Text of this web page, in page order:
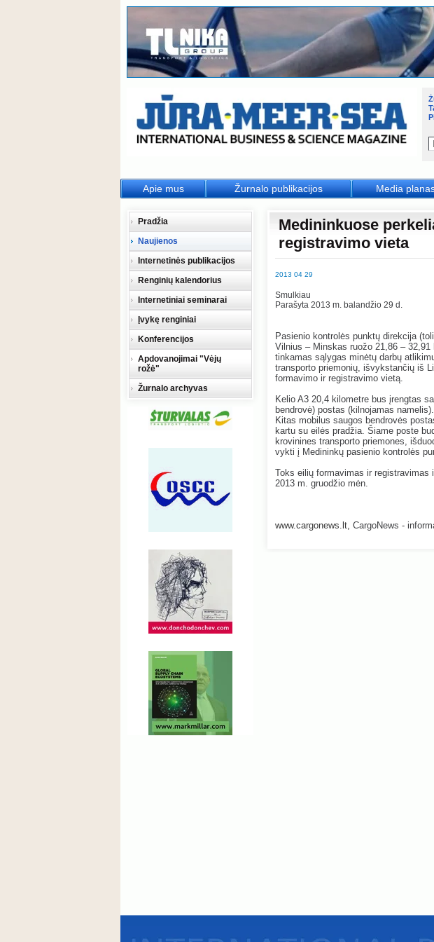
Medininkuose
registravimo vieta
2013 04 29
Smulkiau
Parašyta 2013 m. balandžio 29 d.
Pasienio kontrolės punktų direkcija
Vilnius – Minskas ruožo 21,86 –
tinkamas sąlygas minėtų darbų
transporto priemonių, išvykstančių iš
formavimo ir registravimo vietą.
Kelio A3 20,4 kilometre bus įrengtas
bendrovė) postas (kilnojamas
Kitas mobilus saugos bendrovės
kartu su eilės pradžia. Šiame poste
krovinines transporto priemones,
vykti į Medininkų pasienio kontrolės
Toks eilių formavimas ir
2013 m. gruodžio mėn.
www.cargonews.lt, CargoNews -
Pradžia
Naujienos
Internetinės publikacijos
Renginių kalendorius
Internetiniai seminarai
Įvykę renginiai
Konferencijos
Apdovanojimai "Vėjų
rožė"
Žurnalo archyvas
Apie mus Žurnalo publikacijos Media